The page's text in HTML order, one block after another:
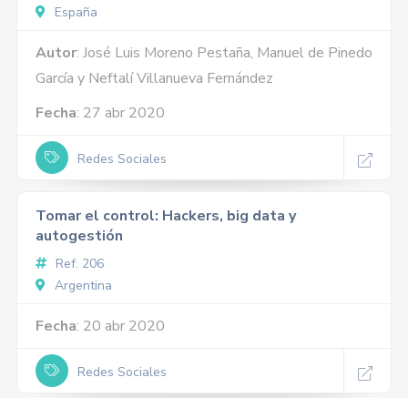
España
Autor: José Luis Moreno Pestaña, Manuel de Pinedo
García y Neftalí Villanueva Fernández
Fecha: 27 abr 2020
Redes Sociales
Tomar el control: Hackers, big data y
autogestión
Ref. 206
Argentina
Fecha: 20 abr 2020
Redes Sociales